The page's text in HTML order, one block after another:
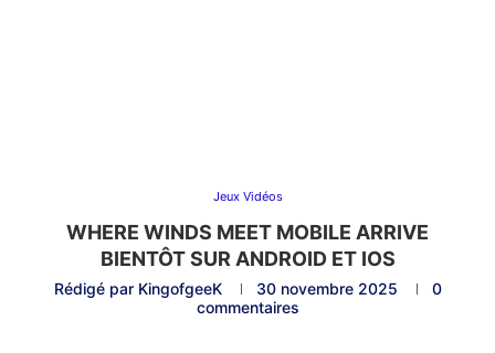
Jeux Vidéos
WHERE WINDS MEET MOBILE ARRIVE
BIENTÔT SUR ANDROID ET IOS
Rédigé par KingofgeeK 30 novembre 2025
0
commentaires